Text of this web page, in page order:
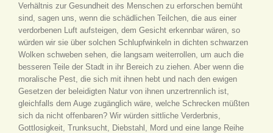
Verhältnis zur Gesundheit des Menschen zu erforschen bemüht
sind, sagen uns, wenn die schädlichen Teilchen, die aus einer
verdorbenen Luft aufsteigen, dem Gesicht erkennbar wären, so
würden wir sie über solchen Schlupfwinkeln in dichten schwarzen
Wolken schweben sehen, die langsam weiterrollen, um auch die
besseren Teile der Stadt in ihr Bereich zu ziehen. Aber wenn die
moralische Pest, die sich mit ihnen hebt und nach den ewigen
Gesetzen der beleidigten Natur von ihnen unzertrennlich ist,
gleichfalls dem Auge zugänglich wäre, welche Schrecken müßten
sich da nicht offenbaren? Wir würden sittliche Verderbnis,
Gottlosigkeit, Trunksucht, Diebstahl, Mord und eine lange Reihe